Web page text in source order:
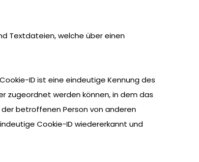
Textdateien, welche über einen
ID ist eine eindeutige Kennung des
zugeordnet werden können, in dem das
betroffenen Person von anderen
Cookie-ID wiedererkannt und